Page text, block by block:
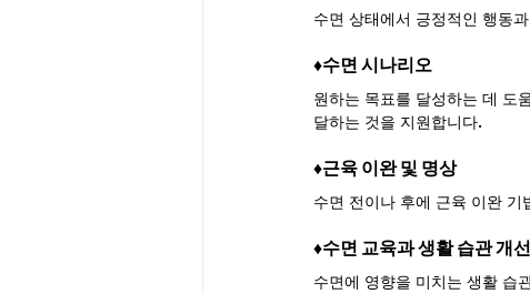
수면 상태에서 긍정적인 행동
♦︎수면 시나리오
원하는 목표를 달성하는 데 도
달하는 것을 지원합니다.
♦︎근육 이완 및 명상
수면 전이나 후에 근육 이완
♦︎수면 교육과 생활 습관 개선
수면에 영향을 미치는 생활 습